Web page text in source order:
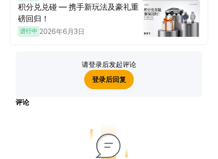
积分兑兑碰 — 携手新玩法及豪礼重
磅回归！
进行中 2026年6月3日
请登录后发起评论
登录后回复
评论